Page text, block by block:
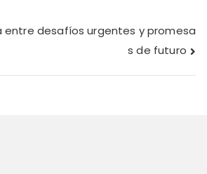
entre desafíos urgentes y promesa
s de futuro